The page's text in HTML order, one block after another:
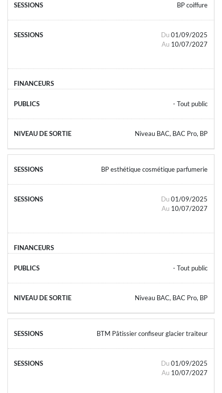
BP coiffure
Du 01/09/2025
Au 10/07/2027
- Tout public
Niveau BAC, BAC Pro, BP
BP esthétique cosmétique parfumerie
Du 01/09/2025
Au 10/07/2027
- Tout public
Niveau BAC, BAC Pro, BP
BTM Pâtissier confiseur glacier traiteur
Du 01/09/2025
Au 10/07/2027